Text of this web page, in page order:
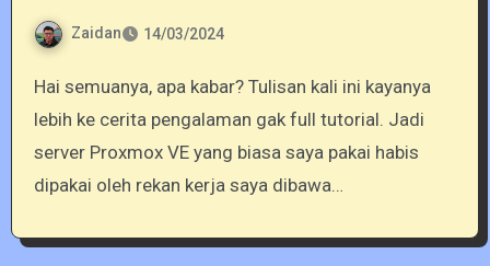
Zaidan 14/03/2024
Hai semuanya, apa kabar? Tulisan kali ini kayanya
lebih ke cerita pengalaman gak full tutorial. Jadi
server Proxmox VE yang biasa saya pakai habis
dipakai oleh rekan kerja saya dibawa…